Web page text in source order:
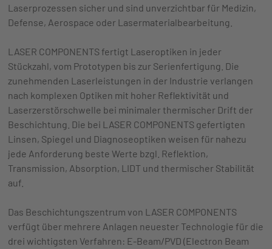
Laserprozessen sicher und sind unverzichtbar für Medizin,
Defense, Aerospace oder Lasermaterialbearbeitung.
LASER COMPONENTS fertigt Laseroptiken in jeder
Stückzahl, vom Prototypen bis zur Serienfertigung. Die
zunehmenden Laserleistungen in der Industrie verlangen
nach komplexen Optiken mit hoher Reflektivität und
Laserzerstörschwelle bei minimaler thermischer Drift der
Beschichtung. Die bei LASER COMPONENTS gefertigten
Linsen, Spiegel und Diagnoseoptiken weisen für nahezu
jede Anforderung beste Werte bzgl. Reflektion,
Transmission, Absorption, LIDT und thermischer Stabilität
auf.
Das Beschichtungszentrum von LASER COMPONENTS
verfügt über mehrere Anlagen neuester Technologie für die
drei wichtigsten Verfahren: E-Beam/PVD (Electron Beam